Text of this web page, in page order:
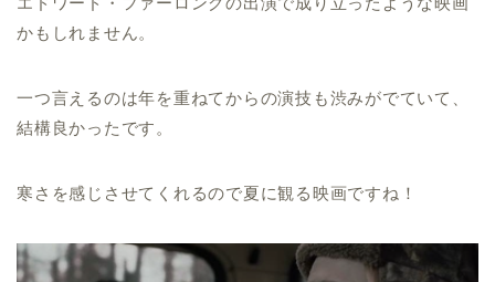
かもしれません。
一つ言えるのは年を重ねてからの演技も渋みがでていて、
結構良かったです。
寒さを感じさせてくれるので夏に観る映画ですね！